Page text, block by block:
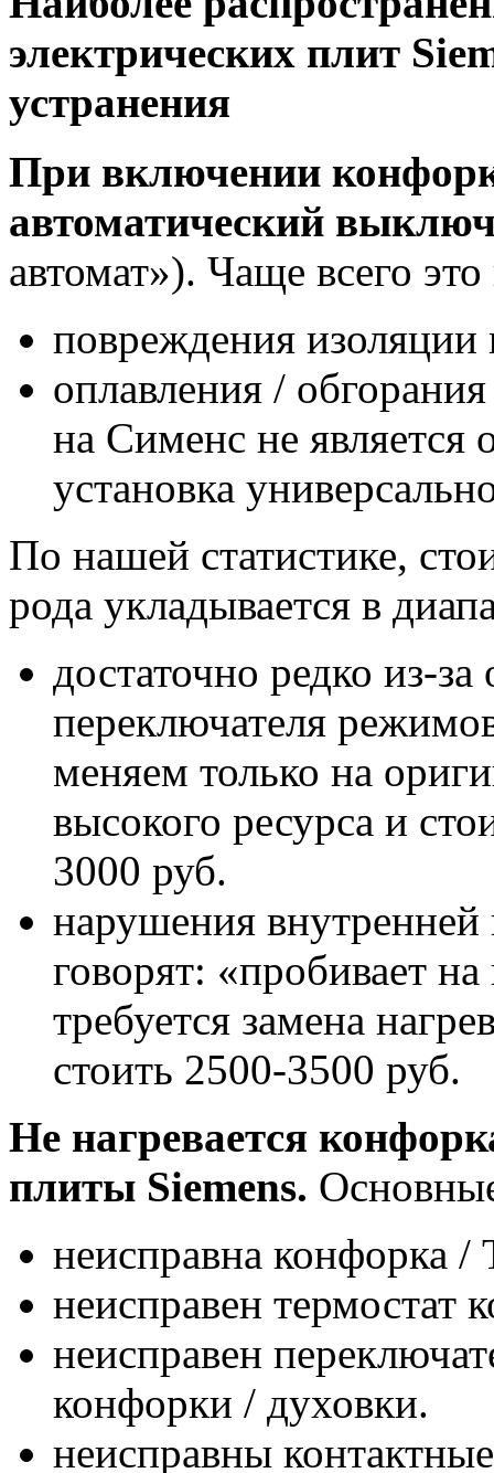
электрических плит
устранения
При включении
автоматический
автомат»). Чаще всего
повреждения изоляции
оплавления /
на Сименс не является
установка
По нашей статистике,
рода укладывается в
достаточно редко из-
переключателя
меняем только на
высокого ресурса и
3000 руб.
нарушения внутренней
говорят: «пробивает
требуется замена
стоить 2500-3500 руб.
Не нагревается
плиты Siemens.
неисправна конфорка
неисправен термостат
неисправен
конфорки / духовки.
неисправны